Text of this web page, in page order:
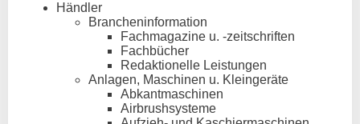
Händler
Brancheninformation
Fachmagazine u. -zeitschriften
Fachbücher
Redaktionelle Leistungen
Anlagen, Maschinen u. Kleingeräte
Abkantmaschinen
Airbrushsysteme